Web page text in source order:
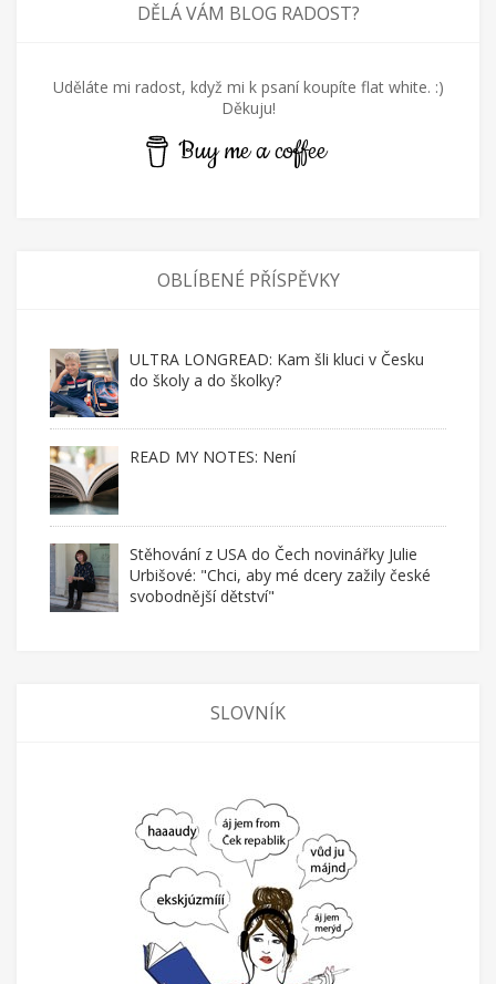
DĚLÁ VÁM BLOG RADOST?
Uděláte mi radost, když mi k psaní koupíte flat white. :)
Děkuju!
Buy me a coffee
OBLÍBENÉ PŘÍSPĚVKY
ULTRA LONGREAD: Kam šli kluci v Česku
do školy a do školky?
READ MY NOTES: Není
Stěhování z USA do Čech novinářky Julie
Urbišové: "Chci, aby mé dcery zažily české
svobodnější dětství"
SLOVNÍK